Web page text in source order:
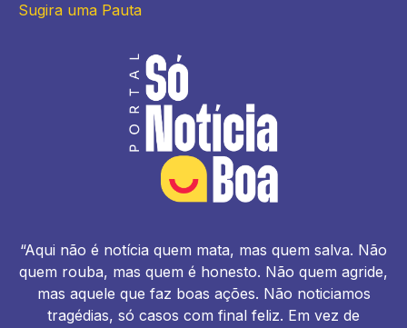
Sugira uma Pauta
“Aqui não é notícia quem mata, mas quem salva. Não
quem rouba, mas quem é honesto. Não quem agride,
mas aquele que faz boas ações. Não noticiamos
tragédias, só casos com final feliz. Em vez de